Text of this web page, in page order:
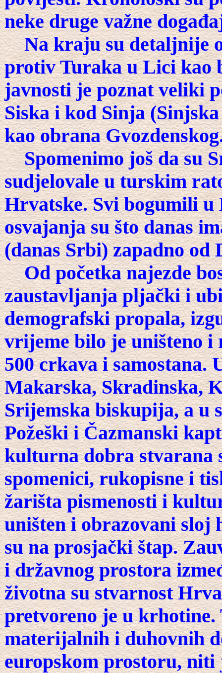
neke druge važne
Na kraju su detaljnije
protiv Turaka u Lici kao
javnosti je poznat veliki
Siska i kod Sinja
kao obrana
Spomenimo još da su
sudjelovale u turskim
Hrvatske. Svi bogumili u
osvajanja su što danas
(danas Srbi) zapadno od
Od početka najezde
zaustavljanja pljački i
demografski propala,
vrijeme bilo je uništeno i
500 crkava i samostana.
Makarska, Skradinska,
Srijemska biskupija, a u
Požeški i Čazmanski
kulturna dobra stvarana
spomenici, rukopisne i
žarišta pismenosti i
uništen i obrazovani sloj
su na prosjački štap.
i državnog prostora
životna su stvarnost
pretvoreno je u
materijalnih i duhovnih
europskom prostoru,